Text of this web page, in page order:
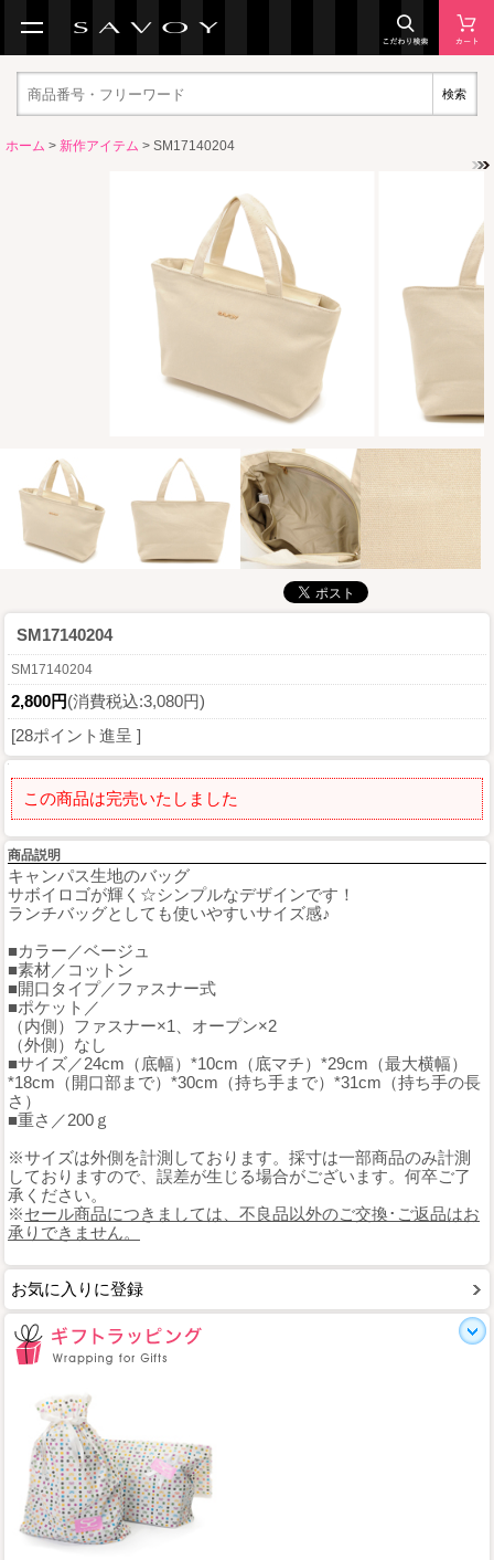
検索
ホーム > 新作アイテム > SM17140204
SM17140204
SM17140204
2,800円(消費税込:3,080円)
[28ポイント進呈 ]
この商品は完売いたしました
商品説明
キャンパス生地のバッグ
サボイロゴが輝く☆シンプルなデザインです！
ランチバッグとしても使いやすいサイズ感♪
■カラー／ベージュ
■素材／コットン
■開口タイプ／ファスナー式
■ポケット／
（内側）ファスナー×1、オープン×2
（外側）なし
■サイズ／24cm（底幅）*10cm（底マチ）*29cm（最大横幅）
*18cm（開口部まで）*30cm（持ち手まで）*31cm（持ち手の長
さ）
■重さ／200ｇ
※サイズは外側を計測しております。採寸は一部商品のみ計測
しておりますので、誤差が生じる場合がございます。何卒ご了
承ください。
※セール商品につきましては、不良品以外のご交換･ご返品はお
承りできません。
お気に入りに登録